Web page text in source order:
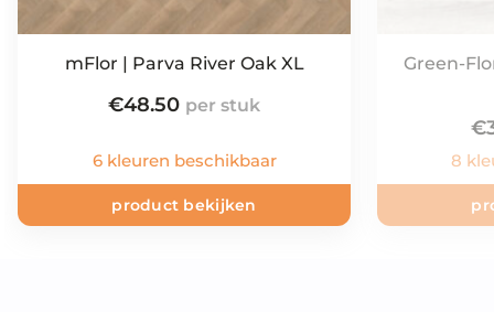
mFlor | Parva River Oak XL
€48.50
6 kleuren beschikbaar
product bekijken
Green-
€
8